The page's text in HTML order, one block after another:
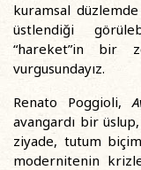
kuramsal
üstlendiği
“hareket”in bir
vurgusundayız.
Renato Poggioli,
avangardı bir
ziyade, tutum
modernitenin